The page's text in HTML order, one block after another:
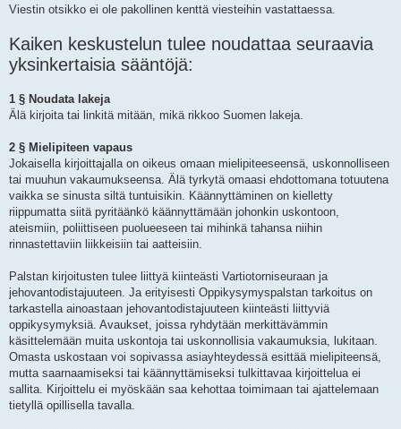
Viestin otsikko ei ole pakollinen kenttä viesteihin vastattaessa.
Kaiken keskustelun tulee noudattaa seuraavia
yksinkertaisia sääntöjä:
1 § Noudata lakeja
Älä kirjoita tai linkitä mitään, mikä rikkoo Suomen lakeja.
2 § Mielipiteen vapaus
Jokaisella kirjoittajalla on oikeus omaan mielipiteeseensä, uskonnolliseen
tai muuhun vakaumukseensa. Älä tyrkytä omaasi ehdottomana totuutena
vaikka se sinusta siltä tuntuisikin. Käännyttäminen on kielletty
riippumatta siitä pyritäänkö käännyttämään johonkin uskontoon,
ateismiin, poliittiseen puolueeseen tai mihinkä tahansa niihin
rinnastettaviin liikkeisiin tai aatteisiin.
Palstan kirjoitusten tulee liittyä kiinteästi Vartiotorniseuraan ja
jehovantodistajuuteen. Ja erityisesti Oppikysymyspalstan tarkoitus on
tarkastella ainoastaan jehovantodistajuuteen kiinteästi liittyviä
oppikysymyksiä. Avaukset, joissa ryhdytään merkittävämmin
käsittelemään muita uskontoja tai uskonnollisia vakaumuksia, lukitaan.
Omasta uskostaan voi sopivassa asiayhteydessä esittää mielipiteensä,
mutta saarnaamiseksi tai käännyttämiseksi tulkittavaa kirjoittelua ei
sallita. Kirjoittelu ei myöskään saa kehottaa toimimaan tai ajattelemaan
tietyllä opillisella tavalla.